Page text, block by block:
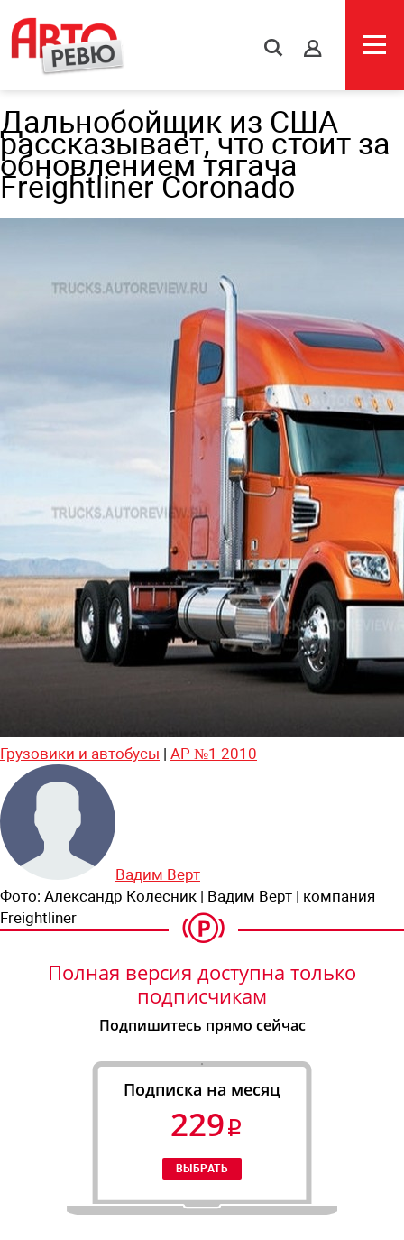
s
Дальнобойщик из США
рассказывает, что стоит за
обновлением тягача
Freightliner Coronado
Грузовики и автобусы | АР №1 2010
Вадим Верт
Фото: Александр Колесник | Вадим Верт | компания
Freightliner
Полная версия доступна только
подписчикам
Подпишитесь прямо сейчас
Подписка на месяц
229